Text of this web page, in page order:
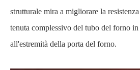
strutturale mira a migliorare la
tenuta complessivo del tubo del forno
all'estremità della porta del forno.